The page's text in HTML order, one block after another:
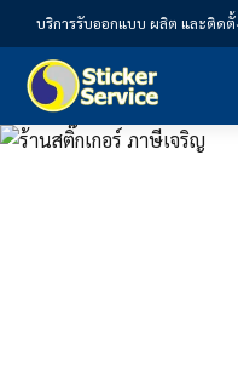
บริการรับออกแบบ ผลิต และติด